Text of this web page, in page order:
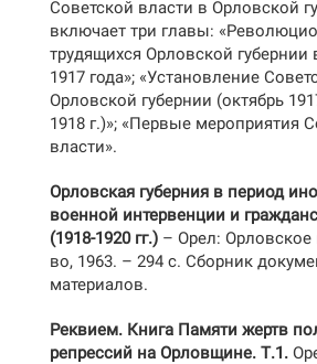
Советской власти в Орловской
включает три главы:
трудящихся Орловской губернии
1917 года»; «Установление
Орловской губернии (октябрь
1918 г.)»; «Первые мероприятия
власти».
Орловская губерния в период
военной интервенции и
(1918-1920 гг.) – Орел:
во, 1963. – 294 с. Сборник
материалов.
Реквием. Книга Памяти жертв
репрессий на Орловщине. Т.1.